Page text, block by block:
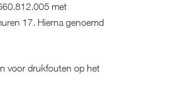
met
17. Hierna genoemd
voor drukfouten op het